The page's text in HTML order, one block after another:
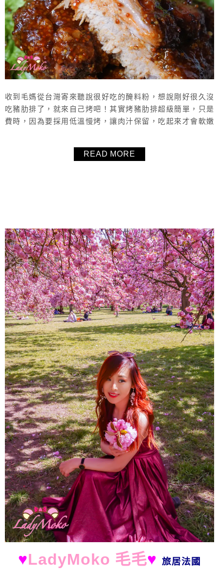
收到毛媽從台灣寄來聽說很好吃的醃料粉，想說剛好很久沒
吃豬肋排了，就來自己烤吧！其實烤豬肋排超級簡單，只是
費時，因為要採用低溫慢烤，讓肉汁保留，吃起來才會軟嫩
不用為了烤這個豬肋排買一整罐的BBQ醬回家，分享這個非
常簡單的烤豬肋排食譜給大家！
READ MORE
About
♥LadyMoko 毛毛♥旅居法國